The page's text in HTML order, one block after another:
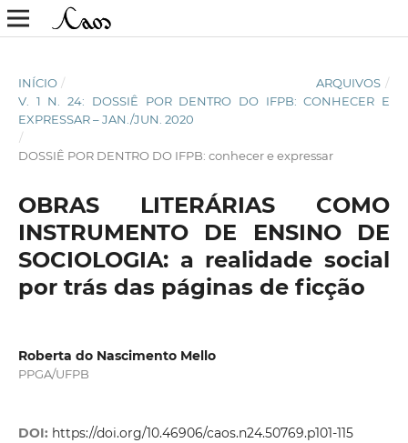
INÍCIO / ARQUIVOS /
V. 1 N. 24: DOSSIÊ POR DENTRO DO IFPB: CONHECER E
EXPRESSAR – JAN./JUN. 2020
/
DOSSIÊ POR DENTRO DO IFPB: conhecer e expressar
OBRAS LITERÁRIAS COMO
INSTRUMENTO DE ENSINO DE
SOCIOLOGIA: a realidade social
por trás das páginas de ficção
Roberta do Nascimento Mello
PPGA/UFPB
DOI: https://doi.org/10.46906/caos.n24.50769.p101-115